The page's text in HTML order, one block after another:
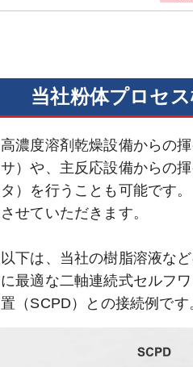
当社粉体プロセ
高濃度溶剤乾燥設備からの
サ）や、主反応設備からの
タ）を行うことも可能です
させていただきます。
以下は、当社の樹脂溶液な
に最適な二軸連続式セルフ
置（SCPD）との接続例です